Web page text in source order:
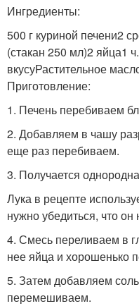
Ингредиенты:
500 г куриной печени2
(стакан 250 мл)2 яйца1
вкусуРастительное
Приготовление:
1. Печень перебиваем
2. Добавляем в чашу
еще раз перебиваем.
3. Получается
Лука в рецепте
нужно убедиться, что он
4. Смесь переливаем в
нее яйца и хорошенько
5. Затем добавляем
перемешиваем.